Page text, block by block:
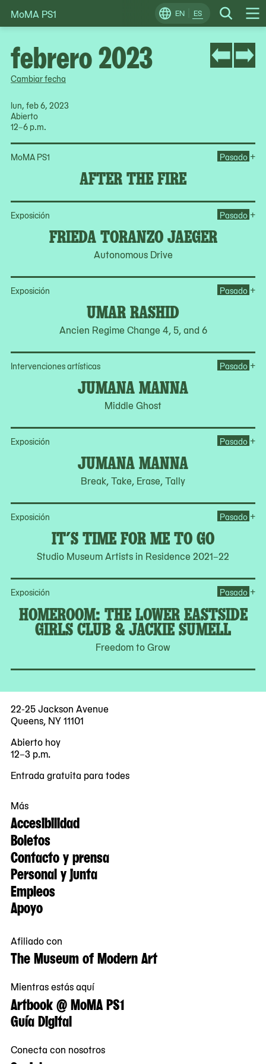
Skip
to
EN ES Search
Change
Locale
MoMA PS1
Cambiar fecha
lun, feb 6, 2023
Abierto
12–6 p.m.
MoMA PS1
AFTER THE FIRE
Pasado +
Exposición
FRIEDA TORANZO JAEGER
Autonomous Drive
Pasado +
Exposición
UMAR RASHID
Ancien Regime Change 4, 5, and 6
Pasado +
Intervenciones artísticas
JUMANA MANNA
Middle Ghost
Pasado +
Exposición
JUMANA MANNA
Break, Take, Erase, Tally
Pasado +
Exposición
IT’S TIME FOR ME TO GO
Studio Museum Artists in Residence 2021–22
Pasado +
Exposición
HOMEROOM: THE LOWER EASTSIDE
GIRLS CLUB & JACKIE SUMELL
Freedom to Grow
Pasado +
febrero 2023
22-25 Jackson Avenue
Queens, NY 11101
Abierto hoy
12–3 p.m.
Entrada gratuita para todes
Más
Accesibilidad
Boletos
Contacto y prensa
Personal y junta
Empleos
Apoyo
Afiliado con
The Museum of Modern Art
Mientras estás aquí
Artbook @ MoMA PS1
Guía Digital
Conecta con nosotros